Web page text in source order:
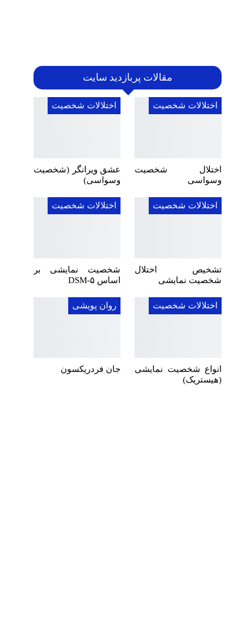
مقالات پربازدید سایت
اختلالات شخصیت
اختلال شخصیت
وسواسی
اختلالات شخصیت
عشق ویرانگر (شخصیت
وسواسی)
اختلالات شخصیت
تشخیص اختلال
شخصیت نمایشی
اختلالات شخصیت
شخصیت نمایشی بر
اساس DSM-۵
اختلالات شخصیت
انواع شخصیت نمایشی
(هیستریک)
روان پویشی
جان فردریکسون